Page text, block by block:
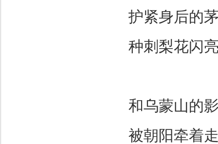
护紧身后的
种刺梨花闪
和乌蒙山的
被朝阳牵着